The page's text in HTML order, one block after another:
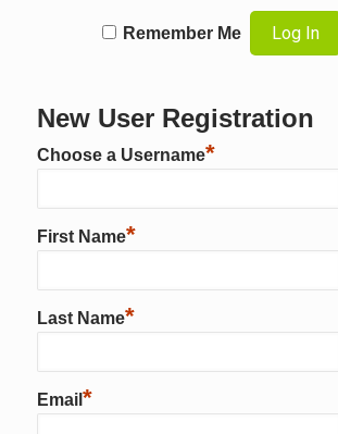
Remember Me
New User Registration
Choose a Username*
First Name*
Last Name*
Email *